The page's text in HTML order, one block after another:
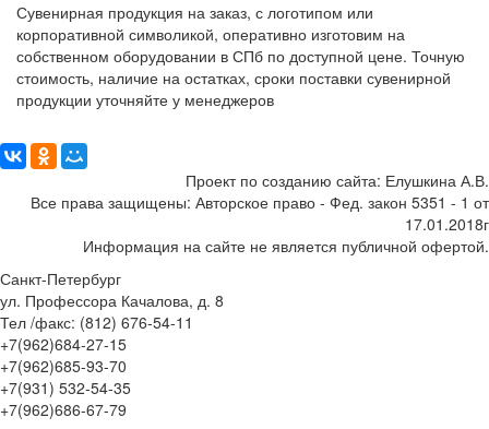
Сувенирная продукция на заказ, с логотипом или
корпоративной символикой, оперативно изготовим на
собственном оборудовании в СПб по доступной цене. Точную
стоимость, наличие на остатках, сроки поставки сувенирной
продукции уточняйте у менеджеров
Проект по созданию сайта: Елушкина А.В.
Все права защищены: Авторское право - Фед. закон 5351 - 1 от
17.01.2018г
Информация на сайте не является публичной офертой.
Санкт-Петербург
ул. Профессора Качалова, д. 8
Тел /факс: (812) 676-54-11
+7(962)684-27-15
+7(962)685-93-70
+7(931) 532-54-35
+7(962)686-67-79